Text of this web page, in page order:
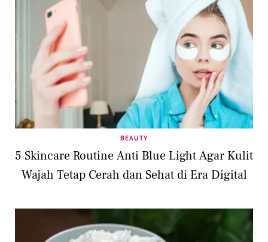
BEAUTY
5 Skincare Routine Anti Blue Light Agar Kulit
Wajah Tetap Cerah dan Sehat di Era Digital